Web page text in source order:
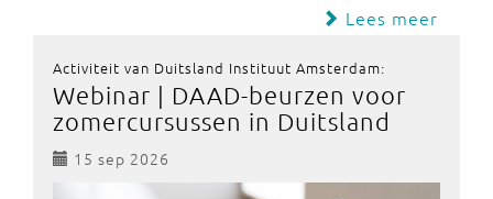
Lees meer
Activiteit van Duitsland Instituut Amsterdam:
Webinar | DAAD-beurzen voor
zomercursussen in Duitsland
15 sep 2026